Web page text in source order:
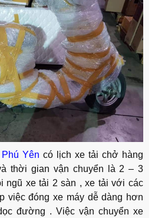
Yên có lịch xe tải chở hàng
thời gian vận chuyển là 2 – 3
ngũ xe tải 2 sàn , xe tải với các
việc đóng xe máy dễ dàng hơn
đường . Việc vận chuyển xe